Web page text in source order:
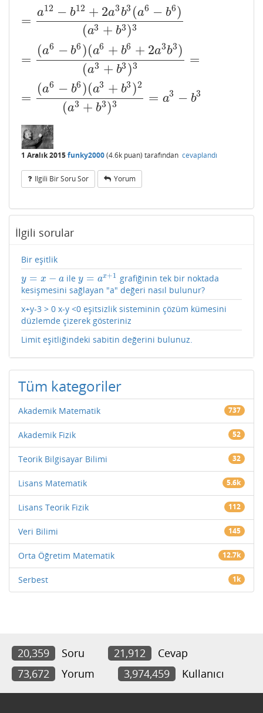
=
a12 − b12 + 2a3 b3 (a6 − b6)
(a3 + b3 )3
=
(a6 − b6)(a6 + b6 + 2a3b3)
(a3 + b3 )3 =
=
(a6 − b6 )(a3 + b3 )2
(a3 + b3)3 = a3 − b3
1 Aralık 2015funky2000(4.6k puan) tarafından cevaplandı
Ilgili Bir Soru Sor Yorum
İlgili sorular
Bir eşitlik
y = x − a
y= x− a iley = ax+1
y=ax +1
grafiğinin tek bir noktada
kesişmesini sağlayan "a" değeri nasıl bulunur?
x+y-3 > 0 x-y <0 eşitsizlik sisteminin çözüm kümesini
düzlemde çizerek gösteriniz
Limit eşitliğindeki sabitin değerini bulunuz.
Tüm kategoriler
Akademik Matematik 737
Akademik Fizik 52
Teorik Bilgisayar Bilimi 32
Lisans Matematik 5.6k
Lisans Teorik Fizik 112
Veri Bilimi 145
Orta Öğretim Matematik 12.7k
Serbest 1k
20,359 Soru 21,912
Cevap
73,672
Yorum 3,974,459 Kullanıcı